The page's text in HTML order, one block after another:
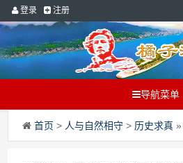
登录 注册
导航菜单
首页 > 人与自然相守 > 历史求真